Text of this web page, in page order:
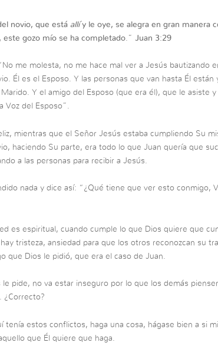
novio, que está allíy le oye, se alegra en gran manera
gozo mío se ha completado.” Juan 3:29
me molesta, no me hace mal ver a Jesús bautizando
Él es el Esposo. Y las personas que van hasta Él están
Y el amigo del Esposo (que era él), que le asiste y
Voz del Esposo”.
mientras que el Señor Jesús estaba cumpliendo Su
haciendo Su parte, era todo lo que Juan quería que
a las personas para recibir a Jesús.
nada y dice así: “¿Qué tiene que ver esto conmigo,
es espiritual, cuando cumple lo que Dios quiere que
tristeza, ansiedad para que los otros reconozcan su
que Dios le pidió, que era el caso de Juan.
le pide, no va estar inseguro por lo que los demás
¿Correcto?
tenía estos conflictos, haga una cosa, hágase bien a si
que Él quiere que haga.